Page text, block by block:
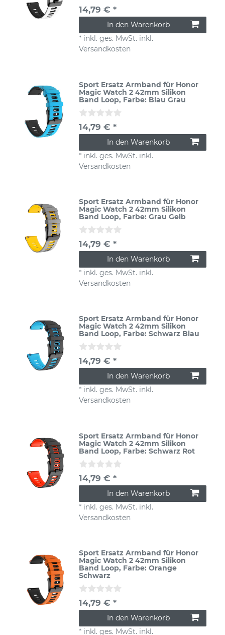
14,79 € *
In den Warenkorb
* inkl. ges. MwSt. inkl.
Versandkosten
Sport Ersatz Armband für Honor
Magic Watch 2 42mm Silikon
Band Loop, Farbe: Blau Grau
14,79 € *
In den Warenkorb
* inkl. ges. MwSt. inkl.
Versandkosten
Sport Ersatz Armband für Honor
Magic Watch 2 42mm Silikon
Band Loop, Farbe: Grau Gelb
14,79 € *
In den Warenkorb
* inkl. ges. MwSt. inkl.
Versandkosten
Sport Ersatz Armband für Honor
Magic Watch 2 42mm Silikon
Band Loop, Farbe: Schwarz Blau
14,79 € *
In den Warenkorb
* inkl. ges. MwSt. inkl.
Versandkosten
Sport Ersatz Armband für Honor
Magic Watch 2 42mm Silikon
Band Loop, Farbe: Schwarz Rot
14,79 € *
In den Warenkorb
* inkl. ges. MwSt. inkl.
Versandkosten
Sport Ersatz Armband für Honor
Magic Watch 2 42mm Silikon
Band Loop, Farbe: Orange
Schwarz
14,79 € *
In den Warenkorb
* inkl. ges. MwSt. inkl.